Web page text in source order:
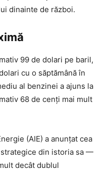
dinainte de război.
99 de dolari pe baril,
cu o săptămână în
al benzinei a ajuns la
68 de cenți mai mult
(AIE) a anunțat cea
din istoria sa —
decât dublul